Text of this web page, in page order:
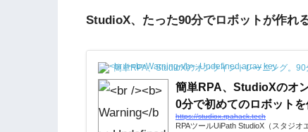
StudioX、たった90分でロボットが作れ
簡単RPA、StudioXのオンライントレーニング。90
簡単RPA、StudioXのオ
0分で初めてのロボットを
https://studiox.rpahack.tech
RPAツールUiPath StudioX（スタジ